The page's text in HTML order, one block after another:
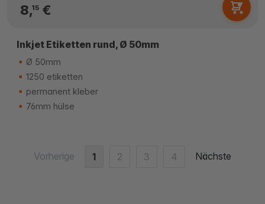
8,15€
Inkjet Etiketten rund, Ø 50mm
Ø 50mm
1250 etiketten
permanent kleber
76mm hülse
Vorherige 1 2 3 4 Nächste